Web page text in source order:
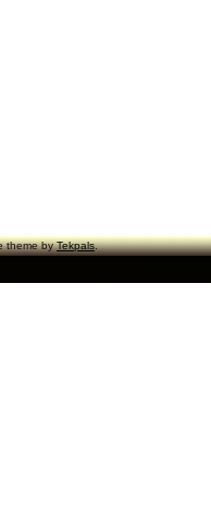
theme byTekpals.